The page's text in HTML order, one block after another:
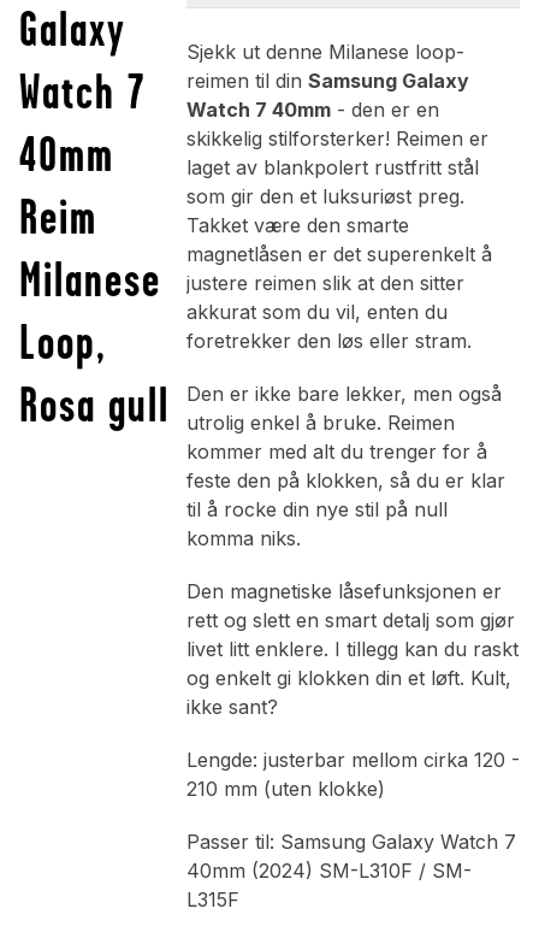
Galaxy
Watch 7
40mm
Reim
Milanese
Loop,
Rosa gull
Sjekk ut denne Milanese loop-
reimen til din Samsung Galaxy
Watch 7 40mm- den er en
skikkelig stilforsterker! Reimen er
laget av blankpolert rustfritt stål
som gir den et luksuriøst preg.
Takket være den smarte
magnetlåsen er det superenkelt å
justere reimen slik at den sitter
akkurat som du vil, enten du
foretrekker den løs eller stram.
Den er ikke bare lekker, men også
utrolig enkel å bruke. Reimen
kommer med alt du trenger for å
feste den på klokken, så du er klar
til å rocke din nye stil på null
komma niks.
Den magnetiske låsefunksjonen er
rett og slett en smart detalj som gjør
livet litt enklere. I tillegg kan du raskt
og enkelt gi klokken din et løft. Kult,
ikke sant?
Lengde: justerbar mellom cirka 120 -
210 mm (uten klokke)
Passer til: Samsung Galaxy Watch 7
40mm (2024) SM-L310F / SM-
L315F